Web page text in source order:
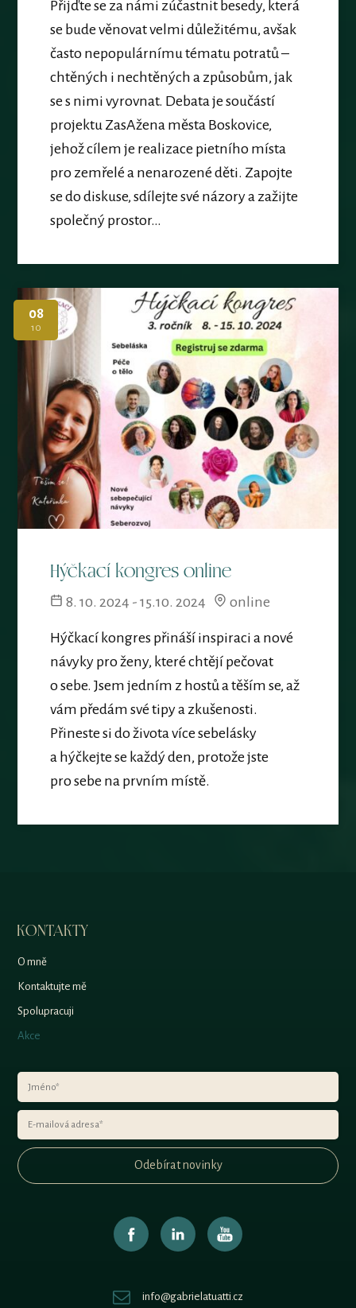
Přijďte se za námi zúčastnit besedy, která
se bude věnovat velmi důležitému, avšak
často nepopulárnímu tématu potratů –
chtěných i nechtěných a způsobům, jak
se s nimi vyrovnat. Debata je součástí
projektu ZasAžena města Boskovice,
jehož cílem je realizace pietního místa
pro zemřelé a nenarozené děti. Zapojte
se do diskuse, sdílejte své názory a zažijte
společný prostor…
08
10
Hýčkací kongres online
8. 10. 2024 - 15.10. 2024 online
Hýčkací kongres přináší inspiraci a nové
návyky pro ženy, které chtějí pečovat
o sebe. Jsem jedním z hostů a těším se, až
vám předám své tipy a zkušenosti.
Přineste si do života více sebelásky
a hýčkejte se každý den, protože jste
pro sebe na prvním místě.
KONTAKTY
O mně
Kontaktujte mě
Spolupracuji
Akce
Odebírat novinky
info@gabrielatuatti.cz